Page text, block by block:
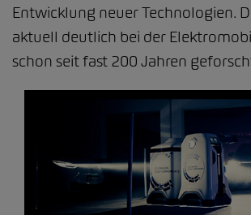
Entwicklung neuer Technologien.
aktuell deutlich bei der
schon seit fast 200 Jahren